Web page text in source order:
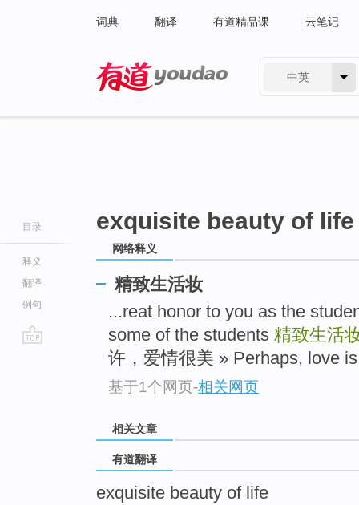
词典 翻译 有道精品课 云笔记
中英
目录
释义
翻译
例句
exquisite beauty of life
网络释义
精致生活妆
...reat honor to you as the
some of the students 精致生活
许，爱情很美 » Perhaps, love
基于1个网页-相关网页
相关文章
有道翻译
exquisite beauty of life